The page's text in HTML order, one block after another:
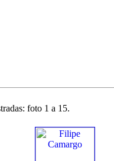
foto 1 a 15.